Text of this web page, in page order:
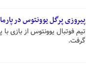
پیروزی پرگل یوونتوس در پارما
گرفت.